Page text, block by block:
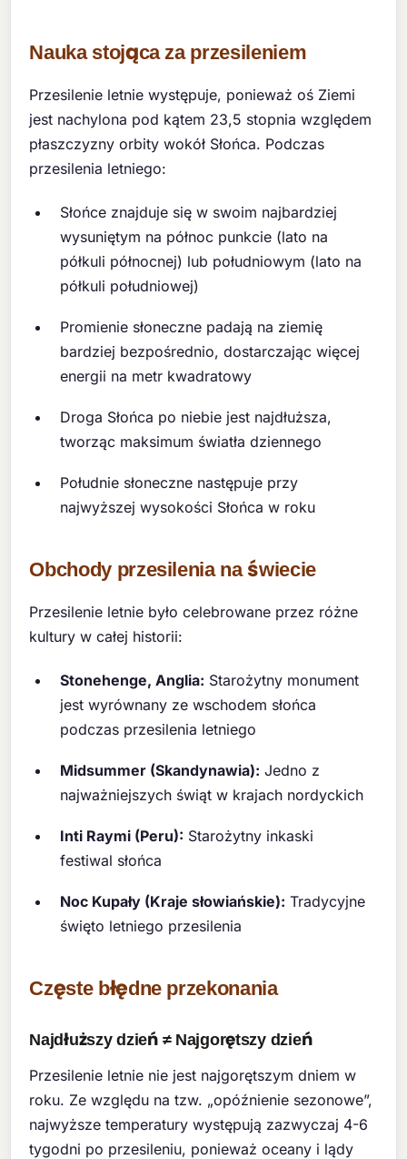
Nauka stojąca za przesileniem
Przesilenie letnie występuje, ponieważ oś Ziemi
jest nachylona pod kątem 23,5 stopnia względem
płaszczyzny orbity wokół Słońca. Podczas
przesilenia letniego:
Słońce znajduje się w swoim najbardziej
wysuniętym na północ punkcie (lato na
półkuli północnej) lub południowym (lato na
półkuli południowej)
Promienie słoneczne padają na ziemię
bardziej bezpośrednio, dostarczając więcej
energii na metr kwadratowy
Droga Słońca po niebie jest najdłuższa,
tworząc maksimum światła dziennego
Południe słoneczne następuje przy
najwyższej wysokości Słońca w roku
Obchody przesilenia na świecie
Przesilenie letnie było celebrowane przez różne
kultury w całej historii:
Stonehenge, Anglia: Starożytny monument
jest wyrównany ze wschodem słońca
podczas przesilenia letniego
Midsummer (Skandynawia): Jedno z
najważniejszych świąt w krajach nordyckich
Inti Raymi (Peru): Starożytny inkaski
festiwal słońca
Noc Kupały (Kraje słowiańskie): Tradycyjne
święto letniego przesilenia
Częste błędne przekonania
Najdłuższy dzień ≠ Najgorętszy dzień
Przesilenie letnie nie jest najgorętszym dniem w
roku. Ze względu na tzw. „opóźnienie sezonowe”,
najwyższe temperatury występują zazwyczaj 4-6
tygodni po przesileniu, ponieważ oceany i lądy